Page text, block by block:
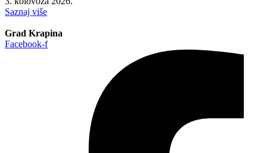
Saznaj više
Grad Krapina
Facebook-f